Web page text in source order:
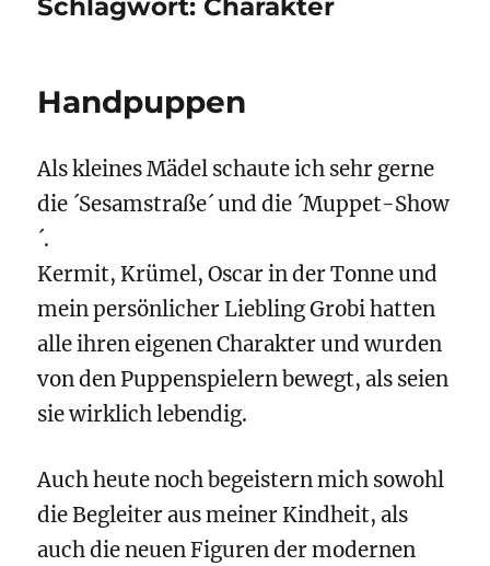
Schlagwort: Charakter
Handpuppen
Als kleines Mädel schaute ich sehr gerne
die ´Sesamstraße´ und die ´Muppet-Show
´.
Kermit, Krümel, Oscar in der Tonne und
mein persönlicher Liebling Grobi hatten
alle ihren eigenen Charakter und wurden
von den Puppenspielern bewegt, als seien
sie wirklich lebendig.
Auch heute noch begeistern mich sowohl
die Begleiter aus meiner Kindheit, als
auch die neuen Figuren der modernen